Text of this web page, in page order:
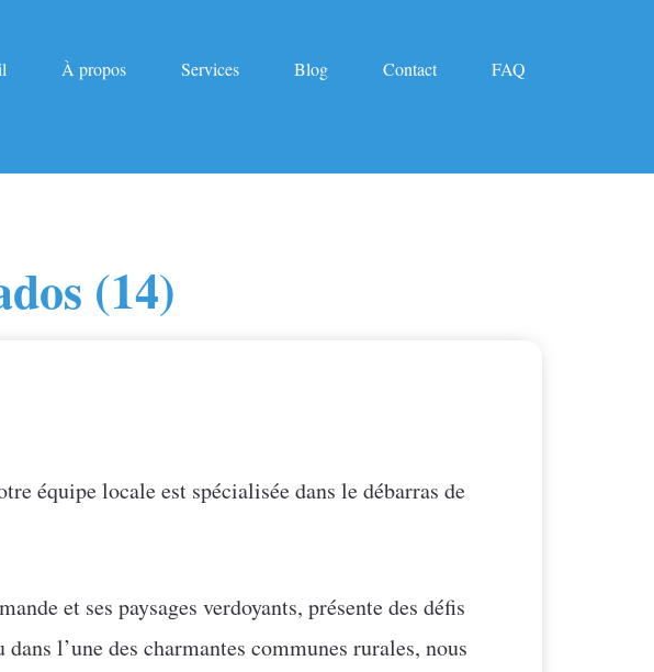
À propos Services Blog Contact FAQ
(14)
équipe locale est spécialisée dans le débarras de
et ses paysages verdoyants, présente des défis
l’une des charmantes communes rurales, nous